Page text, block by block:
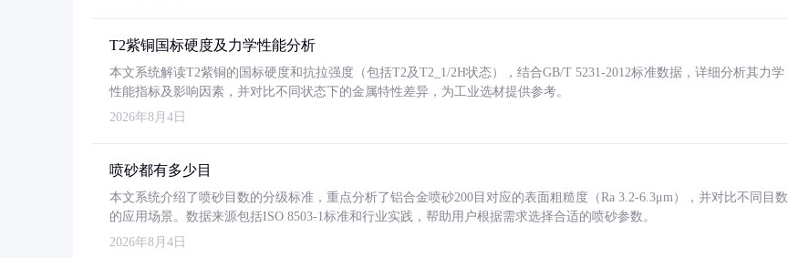
T2紫铜国标硬度及力学性能分析
本文系统解读T2紫铜的国标硬度和抗拉强度（包括T2及T2_1/2H状态），结合GB/T 5231-2012标准数据，详细分析其力学
性能指标及影响因素，并对比不同状态下的金属特性差异，为工业选材提供参考。
2026年8月4日
喷砂都有多少目
本文系统介绍了喷砂目数的分级标准，重点分析了铝合金喷砂200目对应的表面粗糙度（Ra 3.2-6.3μm），并对比不同目数
的应用场景。数据来源包括ISO 8503-1标准和行业实践，帮助用户根据需求选择合适的喷砂参数。
2026年8月4日